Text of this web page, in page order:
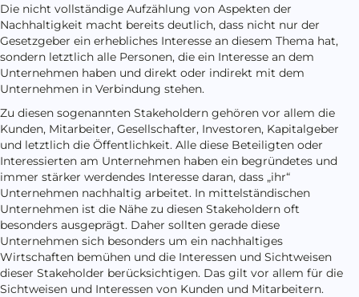
Die nicht vollständige Aufzählung von Aspekten der
Nachhaltigkeit macht bereits deutlich, dass nicht nur der
Gesetzgeber ein erhebliches Interesse an diesem Thema hat,
sondern letztlich alle Personen, die ein Interesse an dem
Unternehmen haben und direkt oder indirekt mit dem
Unternehmen in Verbindung stehen.
Zu diesen sogenannten Stakeholdern gehören vor allem die
Kunden, Mitarbeiter, Gesellschafter, Investoren, Kapitalgeber
und letztlich die Öffentlichkeit. Alle diese Beteiligten oder
Interessierten am Unternehmen haben ein begründetes und
immer stärker werdendes Interesse daran, dass „ihr“
Unternehmen nachhaltig arbeitet. In mittelständischen
Unternehmen ist die Nähe zu diesen Stakeholdern oft
besonders ausgeprägt. Daher sollten gerade diese
Unternehmen sich besonders um ein nachhaltiges
Wirtschaften bemühen und die Interessen und Sichtweisen
dieser Stakeholder berücksichtigen. Das gilt vor allem für die
Sichtweisen und Interessen von Kunden und Mitarbeitern.